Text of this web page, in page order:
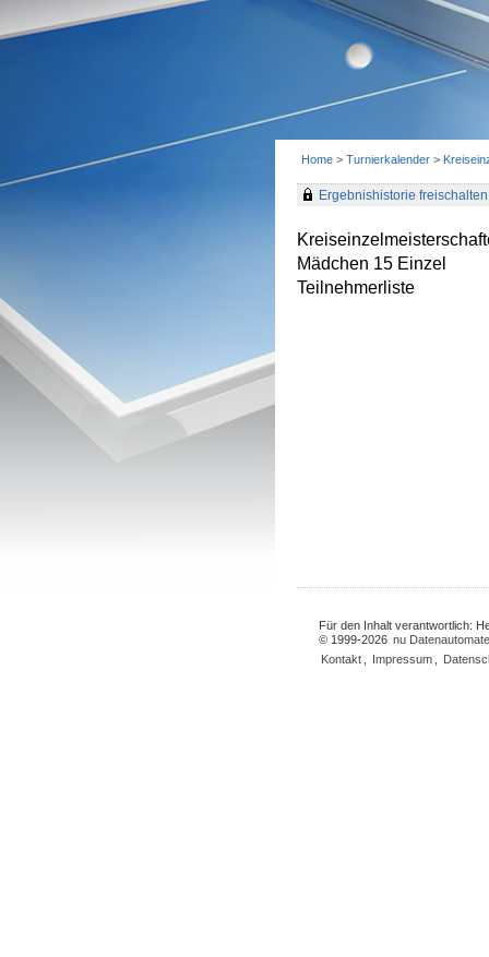
Home > Turnierkalender >
Ergebnishistorie freischalten
Mädchen 15 Einzel
Teilnehmerliste
Für den Inhalt verantwortlich:
© 1999-2026 nu
Kontakt
Impressum